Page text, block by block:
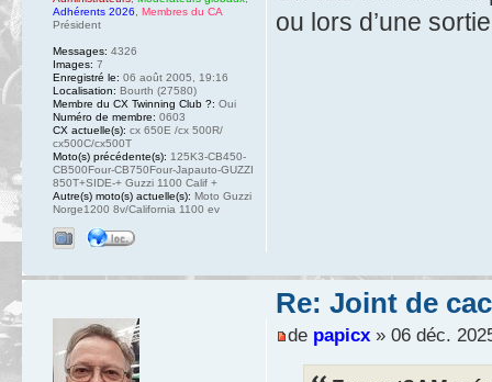
ou lors d’une sortie
Adhérents 2026
Membres du CA
Président
Messages: 4326
Images: 7
Enregistré le: 06 août 2005, 19:16
Localisation: Bourth (27580)
Membre du CX Twinning Club ?: Oui
Numéro de membre: 0603
CX actuelle(s): cx 650E /cx 500R/
cx500C/cx500T
Moto(s) précédente(s): 125K3-CB450-
CB500Four-CB750Four-Japauto-GUZZI
850T+SIDE-+ Guzzi 1100 Calif +
Autre(s) moto(s) actuelle(s): Moto Guzzi
Norge1200 8v/California 1100 ev
Re: Joint de
de papicx» 06 déc.